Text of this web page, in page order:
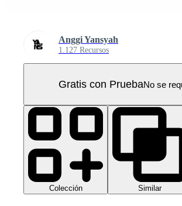
Anggi Yansyah
1.127 Recursos
Gratis con PruebaNo se
Colección Similar